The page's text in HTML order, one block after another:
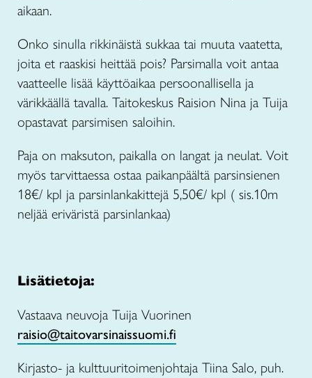
aikaan.
Onko sinulla rikkinäistä sukkaa tai muuta vaatetta,
joita et raaskisi heittää pois? Parsimalla voit antaa
vaatteelle lisää käyttöaikaa persoonallisella ja
värikkäällä tavalla. Taitokeskus Raision Nina ja Tuija
opastavat parsimisen saloihin.
Paja on maksuton, paikalla on langat ja neulat. Voit
myös tarvittaessa ostaa paikanpäältä parsinsienen
18€/ kpl ja parsinlankakittejä 5,50€/ kpl ( sis.10m
neljää eriväristä parsinlankaa)
Lisätietoja:
Vastaava neuvoja Tuija Vuorinen
raisio@taitovarsinaissuomi.fi
Kirjasto- ja kulttuuritoimenjohtaja Tiina Salo, puh.